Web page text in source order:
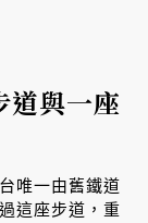
道與一座
唯一由舊鐵道
這座步道，重